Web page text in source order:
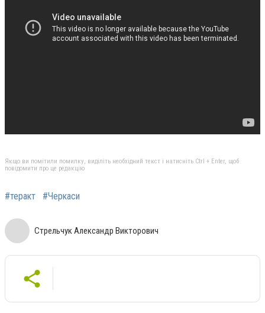
Якщо ви помітили помилку, виділіть необхідний текст і натисніть Ctrl + Enter, щоб
повідомити про це редакцію
#теракт #Черкаси
Стрельчук Александр Викторович